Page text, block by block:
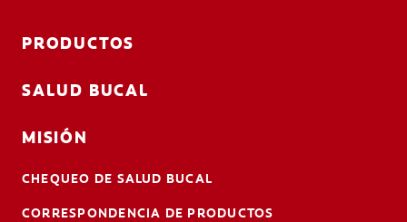
PRODUCTOS
SALUD BUCAL
MISIÓN
CHEQUEO DE SALUD BUCAL
CORRESPONDENCIA DE PRODUCTOS